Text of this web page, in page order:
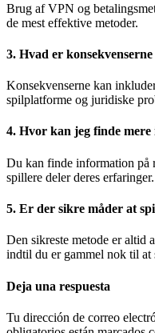
Brug af VPN og
de mest effektive metoder.
3. Hvad er
Konsekvenserne kan
spilplatforme og juridiske
4. Hvor kan jeg finde
Du kan finde information på
spillere deler deres erfaringer.
5. Er der sikre måder at
Den sikreste metode er altid
indtil du er gammel nok til at
Deja una respuesta
Tu dirección de correo